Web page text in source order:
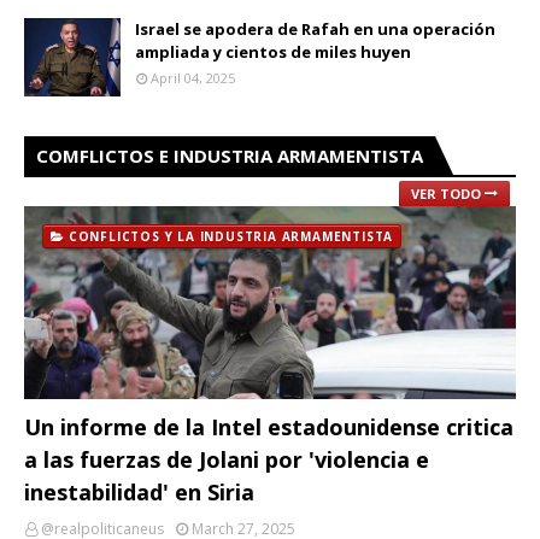
Israel se apodera de Rafah en una operación
ampliada y cientos de miles huyen
April 04, 2025
COMFLICTOS E INDUSTRIA ARMAMENTISTA
VER TODO
CONFLICTOS Y LA INDUSTRIA ARMAMENTISTA
Un informe de la Intel estadounidense critica
a las fuerzas de Jolani por 'violencia e
inestabilidad' en Siria
@realpoliticaneus
March 27, 2025